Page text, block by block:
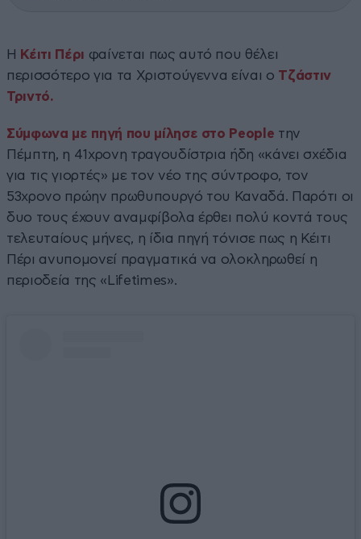
Η Κέιτι Πέρι φαίνεται πως αυτό που θέλει
περισσότερο για τα Χριστούγεννα είναι ο Τζάστιν
Τριντό.
Σύμφωνα με πηγή που μίλησε στο People την
Πέμπτη, η 41χρονη τραγουδίστρια ήδη «κάνει σχέδια
για τις γιορτές» με τον νέο της σύντροφο, τον
53χρονο πρώην πρωθυπουργό του Καναδά. Παρότι οι
δυο τους έχουν αναμφίβολα έρθει πολύ κοντά τους
τελευταίους μήνες, η ίδια πηγή τόνισε πως η Κέιτι
Πέρι ανυπομονεί πραγματικά να ολοκληρωθεί η
περιοδεία της «Lifetimes».